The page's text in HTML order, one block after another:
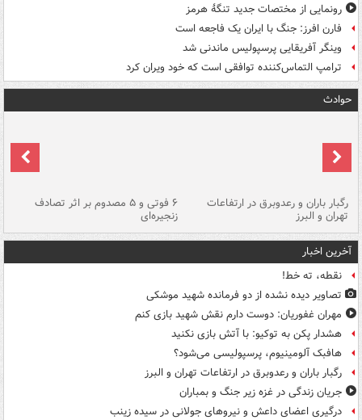
رونمایی از مختصات جدید تنگۀ هرمز
فارن افرز: جنگ با ایران یک فاجعه است
وینگر آفریقایی پرسپولیس ماندنی شد
ترامپ التماس‌کننده توافقی است که خود ویران کرد
حوادث
رگبار باران و رعدوبرق در ارتفاعات
تهران و البرز
۶ فوتی و ۵ مصدوم بر اثر تصادف
زنجیره‌ای
آخرین اخبار
نقطه، ته خط!
تصاویر دیده‌ نشده از دو فرمانده شهید موشکی
مهران غفوریان: دوست دارم نقش شهید بازی کنم
هشدار پکن به توکیو: با آتش بازی نکنید
هافبک آلومینیوم، پرسپولیسی می‌شود؟
رگبار باران و رعدوبرق در ارتفاعات تهران و البرز
جریان زندگی در غزه زیر جنگ و بمباران
درگیری اعضای داعش و نیروهای جولانی در سیده زینب